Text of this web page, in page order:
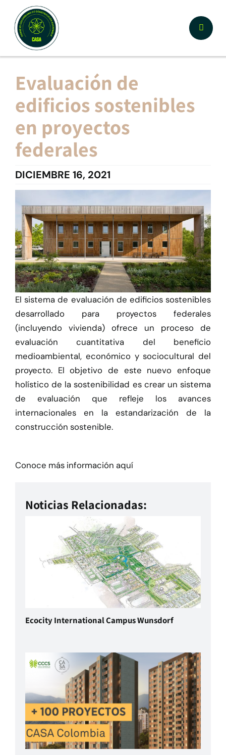
content
Toggle
¿Por qué Certificar CASA?
Documentos y Herramientas
Herramientas
Credenciales
Evaluación de
edificios sostenibles
en proyectos
federales
DICIEMBRE 16, 2021
El sistema de evaluación de edificios sostenibles
desarrollado para proyectos federales
(incluyendo vivienda) ofrece un proceso de
evaluación cuantitativa del beneficio
medioambiental, económico y sociocultural del
proyecto. El objetivo de este nuevo enfoque
holístico de la sostenibilidad es crear un sistema
de evaluación que refleje los avances
internacionales en la estandarización de la
construcción sostenible.
Conoce más información aquí
Noticias Relacionadas:
Ecocity International Campus Wunsdorf